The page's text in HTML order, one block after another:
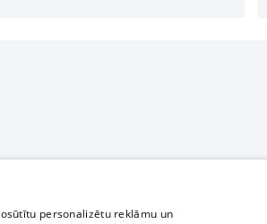
personalizētu reklāmu un